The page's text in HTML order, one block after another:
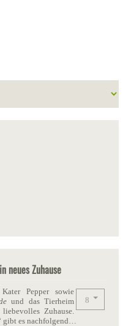
neues Zuhause
Pepper sowie
und das Tierheim
Zuhause.
gibt es nachfolgend…